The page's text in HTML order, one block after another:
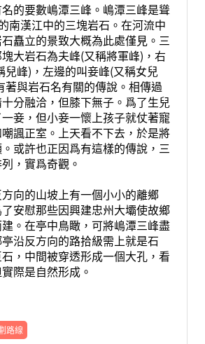
的要數嶋潭三峰。嶋潭三峰是聳
南漢江中的三塊岩石。在河流中
矗立的景致大概為此處僅見。三
大岩石為夫峰(又稱將軍峰)，右
兒峰)，左邊的叫妾峰(又稱女兒
著與岩石名有關的傳說。相傳過
分融洽，但膝下無子。爲了生兒
妾，但小妾一懷上孩子就仗著寵
諷正室。上天看不下去，於是將
或許也正因爲有這樣的傳說，三
，實爲奇觀。
向的山坡上有一個小小的離鄉
安慰那些因興建忠州大壩使故鄉
。在亭中鳥瞰，可將嶋潭三峰盡
沿反方向的路拾級需上就是石
，中間被穿透形成一個大孔，看
際是自然形成。
路線